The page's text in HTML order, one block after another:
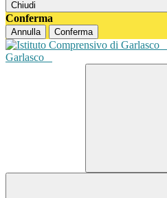
Chiudi
Conferma
Annulla Conferma
Garlasco